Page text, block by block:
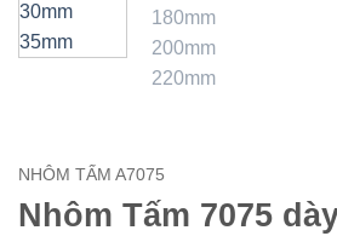
NHÔM TẤM A7075
Nhôm Tấm 7075